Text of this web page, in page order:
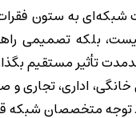
شبکه‌ای به ستون
بلکه تصمیمی
متخصصان شبکه قرار